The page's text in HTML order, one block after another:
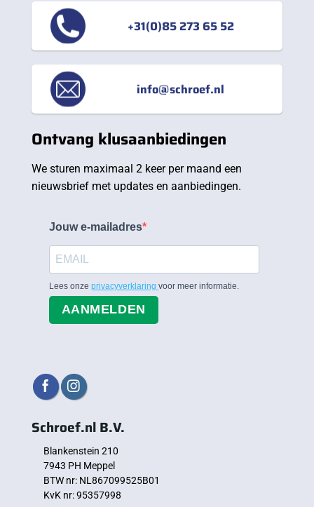
+31(0)85 273 65 52
info@schroef.nl
Ontvang klusaanbiedingen
We sturen maximaal 2 keer per maand een
nieuwsbrief met updates en aanbiedingen.
Jouw e-mailadres
Lees onze privacyverklaring voor meer informatie.
AANMELDEN
Schroef.nl B.V.
Blankenstein 210
7943 PH Meppel
BTW nr: NL867099525B01
KvK nr: 95357998